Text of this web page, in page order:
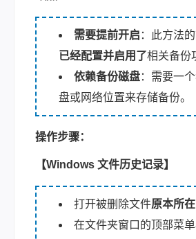
需要提前开启 ：此方法
已经配置并启用了相关备份
依赖备份磁盘：需要一
盘或网络位置来存储备份。
操作步骤：
【Windows 文件历史记录】
打开被删除文件原本所
在文件夹窗口的顶部菜